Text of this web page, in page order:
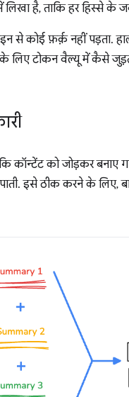
लिखा है, ताकि हर हिस्से के
से कोई फ़र्क़ नहीं पड़ता.
लिए टोकन वैल्यू में कैसे
कॉन्टेंट को जोड़कर बनाए
इसे ठीक करने के लिए,